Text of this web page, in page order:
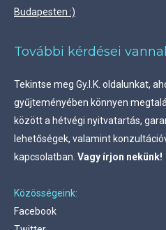
Budapesten :)
További kérdései
Tekintse meg Gy.I.K. oldalunkat,
gyűjteményében könnyen
között a hétvégi nyitvatartás,
lehetőségek, valamint
kapcsolatban. Vagy írjon nekünk!
Közösségeink:
Facebook